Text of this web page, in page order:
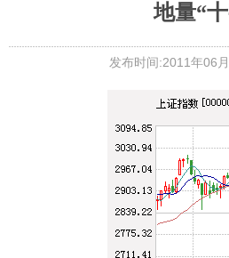
地量“
发布时间:2011年06